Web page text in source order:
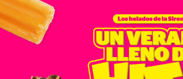
2 gambas
patatas